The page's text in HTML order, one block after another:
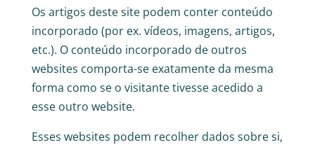
Os artigos deste site podem conter conteúdo
incorporado (por ex. vídeos, imagens, artigos,
etc.). O conteúdo incorporado de outros
websites comporta-se exatamente da mesma
forma como se o visitante tivesse acedido a
esse outro website.
Esses websites podem recolher dados sobre si,